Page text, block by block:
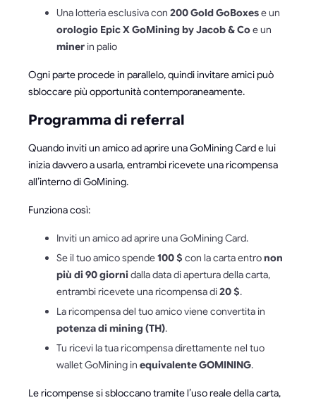
Una lotteria esclusiva con 200 Gold GoBoxese un
orologio Epic X GoMining by Jacob & Coe un
miner in palio
Ogni parte procede in parallelo, quindi invitare amici può
sbloccare più opportunità contemporaneamente.
Programma di referral
Quando inviti un amico ad aprire una GoMining Card e lui
inizia davvero a usarla, entrambi ricevete una ricompensa
all’interno di GoMining.
Funziona così:
Inviti un amico ad aprire una GoMining Card.
Se il tuo amico spende100 $ con la carta entronon
più di 90 giornidalla data di apertura della carta,
entrambi ricevete una ricompensa di20 $.
La ricompensa del tuo amico viene convertita in
potenza di mining (TH).
Tu ricevi la tua ricompensa direttamente nel tuo
wallet GoMining in equivalente GOMINING.
Le ricompense si sbloccano tramite l’uso reale della carta,